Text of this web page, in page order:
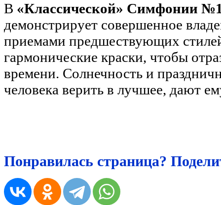
В «Классической» Симфонии
демонстрирует совершенное
приемами предшествующих
гармонические краски, чтобы
времени. Солнечность и
человека верить в лучшее, дают
Понравилась страница?